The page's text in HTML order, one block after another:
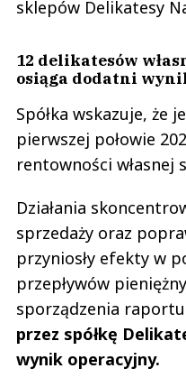
sklepów Delikatesy
12 delikatesów
osiąga dodatni
Spółka wskazuje, że
pierwszej połowie
rentowności własnej
Działania
sprzedaży oraz
przyniosły efekty w
przepływów
sporządzenia raportu
przez spółkę
wynik operacyjny.